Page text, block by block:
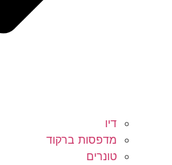
דיו
מדפסות ברקוד
טונרים